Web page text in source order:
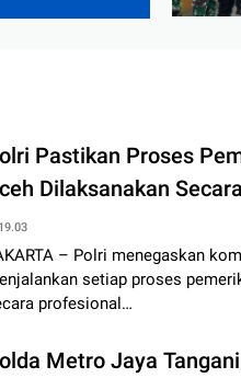
Pastikan Proses
Dilaksanakan
19.03
– Polri menegaskan
setiap proses
profesional…
Metro Jaya